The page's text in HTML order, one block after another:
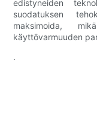
edistyneiden
suodatuksen
maksimoida,
käyttövarmuuden
.